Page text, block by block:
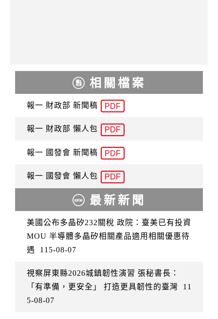
相關檔案
報一 財政部 新聞稿 PDF
報一 財政部 懶人包 PDF
報一 國發會 新聞稿 PDF
報一 國發會 懶人包 PDF
最新新聞
美國公布多晶矽232關稅 政院：臺美已有投資
MOU 半導體多晶矽相關產品適用相關優惠待
遇
115-08-07
視察屏東縣2026城鎮韌性演習 張秘書長：
「有準備，更安全」 打造更具韌性的臺灣
11
5-08-07